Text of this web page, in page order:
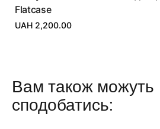
Flatcase
UAH 2,200.00
Вам також можуть
сподобатись: